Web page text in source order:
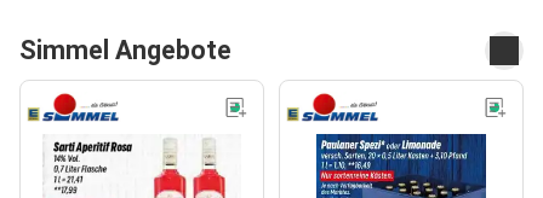
Simmel Angebote